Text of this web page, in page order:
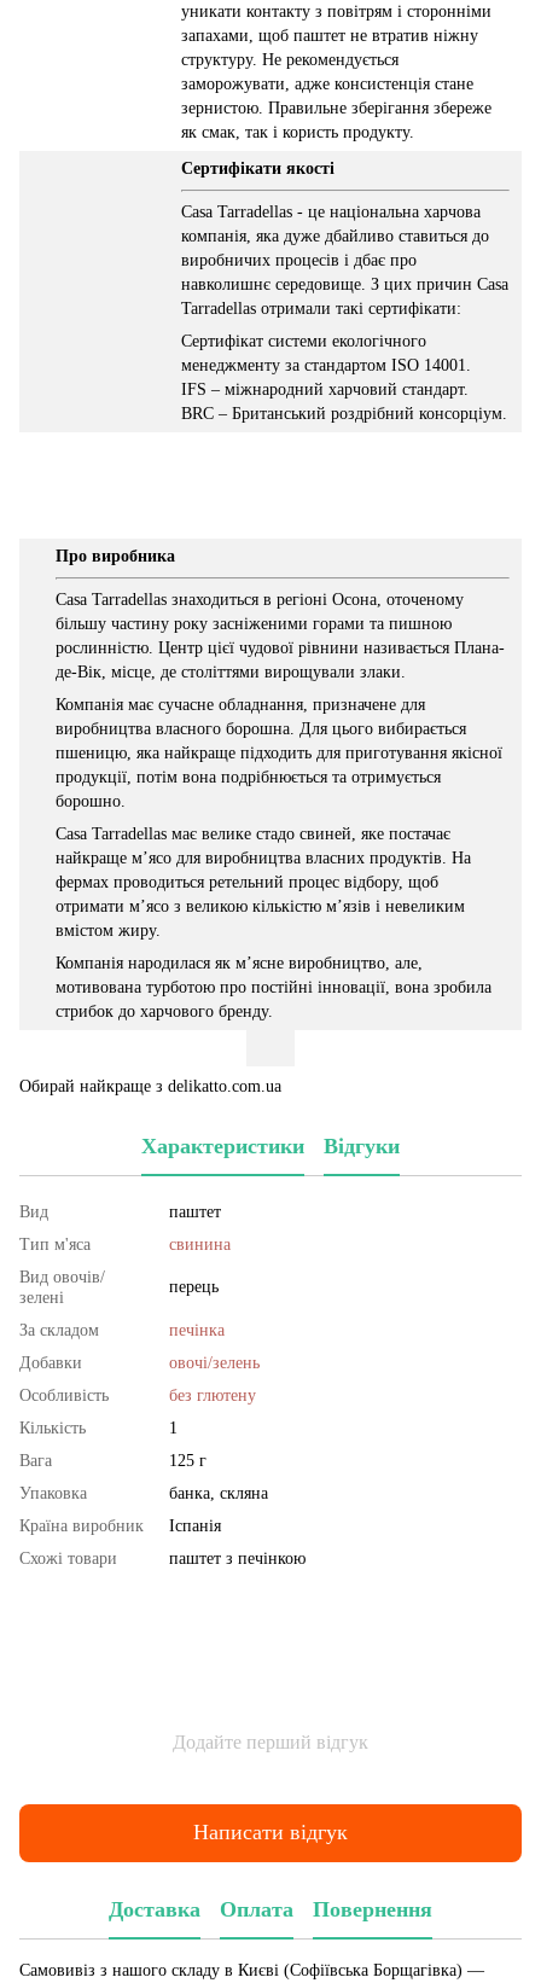
уникати контакту з повітрям і сторонніми
запахами, щоб паштет не втратив ніжну
структуру. Не рекомендується
заморожувати, адже консистенція стане
зернистою. Правильне зберігання збереже
як смак, так і користь продукту.
Сертифікати якості
Casa Tarradellas - це національна харчова
компанія, яка дуже дбайливо ставиться до
виробничих процесів і дбає про
навколишнє середовище. З цих причин Casa
Tarradellas отримали такі сертифікати:
Сертифікат системи екологічного
менеджменту за стандартом ISO 14001.
IFS – міжнародний харчовий стандарт.
BRC – Британський роздрібний консорціум.
Про виробника
Casa Tarradellas знаходиться в регіоні Осона, оточеному
більшу частину року засніженими горами та пишною
рослинністю. Центр цієї чудової рівнини називається Плана-
де-Вік, місце, де століттями вирощували злаки.
Компанія має сучасне обладнання, призначене для
виробництва власного борошна. Для цього вибирається
пшеницю, яка найкраще підходить для приготування якісної
продукції, потім вона подрібнюється та отримується
борошно.
Casa Tarradellas має велике стадо свиней, яке постачає
найкраще м’ясо для виробництва власних продуктів. На
фермах проводиться ретельний процес відбору, щоб
отримати м’ясо з великою кількістю м’язів і невеликим
вмістом жиру.
Компанія народилася як м’ясне виробництво, але,
мотивована турботою про постійні інновації, вона зробила
стрибок до харчового бренду.
Обирай найкраще з delikatto.com.ua
Характеристики Відгуки
Вид
паштет
Тип м'яса
свинина
Вид овочів/
зелені
перець
За складом
печінка
Добавки
овочі/зелень
Особливість
без глютену
Кількість
1
Вага
125 г
Упаковка
банка, скляна
Країна виробник
Іспанія
Схожі товари
паштет з печінкою
Додайте перший відгук
Написати відгук
Доставка Оплата Повернення
Самовивіз з нашого складу в Києві (Софіївська Борщагівка) —